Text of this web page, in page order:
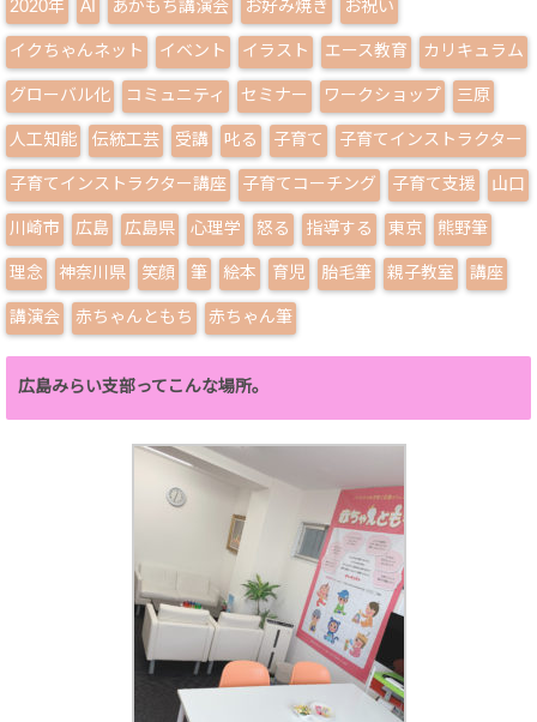
2020年 AI あかもち講演会 お好み焼き お祝い
イクちゃんネット イベント イラスト エース教育 カリキュラム
グローバル化 コミュニティ セミナー ワークショップ 三原
人工知能 伝統工芸 受講 叱る 子育て 子育てインストラクター
子育てインストラクター講座 子育てコーチング 子育て支援 山口
川崎市 広島 広島県 心理学 怒る 指導する 東京 熊野筆
理念 神奈川県 笑顔 筆 絵本 育児 胎毛筆 親子教室 講座
講演会 赤ちゃんともち 赤ちゃん筆
広島みらい支部ってこんな場所。